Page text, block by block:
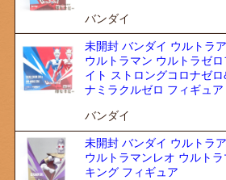
バンダイ
未開封 バンダイ ウルトラ
ウルトラマン ウルトラゼロ
イト ストロングコロナゼロ
ナミラクルゼロ フィギュア
バンダイ
未開封 バンダイ ウルトラ
ウルトラマンレオ ウルトラ
キング フィギュア